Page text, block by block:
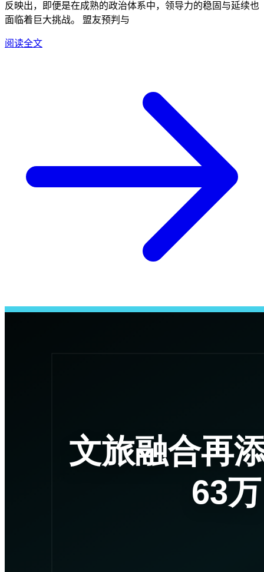
反映出，即便是在成熟的政治体系中，领导力的稳固与延续也
面临着巨大挑战。 盟友预判与
阅读全文